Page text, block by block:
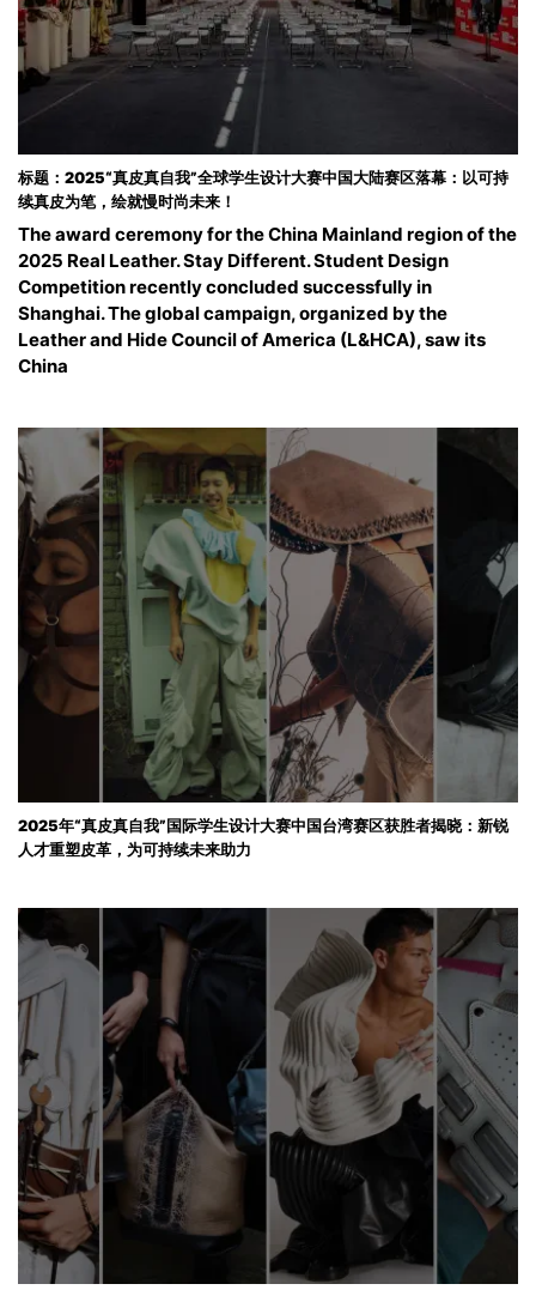
标题：2025“真皮真自我”全球学生设计大赛中国大陆赛区落幕：以可持
续真皮为笔，绘就慢时尚未来！
The award ceremony for the China Mainland region of the
2025 Real Leather. Stay Different. Student Design
Competition recently concluded successfully in
Shanghai. The global campaign, organized by the
Leather and Hide Council of America (L&HCA), saw its
China
2025年“真皮真自我”国际学生设计大赛中国台湾赛区获胜者揭晓：新锐
人才重塑皮革，为可持续未来助力